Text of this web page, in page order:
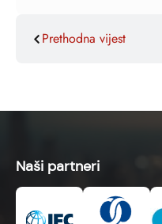
Prethodna vijest
Naši partneri